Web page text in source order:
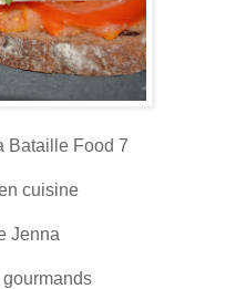
Bataille Food 7
cuisine
Jenna